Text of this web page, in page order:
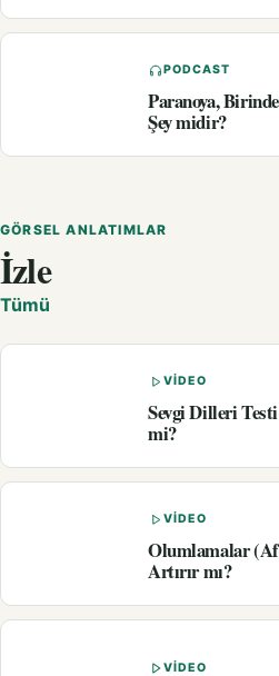
PODCAST
Paranoya,
Şey midir?
GÖRSEL ANLATIMLAR
İzle
Tümü
VIDEO
Sevgi Dilleri
mi?
VIDEO
Olumlamalar
Artırır mı?
VIDEO